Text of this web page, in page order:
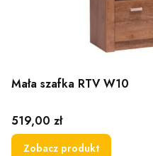
Mała szafka RTV W10
Cena
519,00 zł
Zobacz produkt